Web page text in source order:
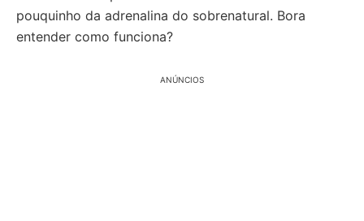
pouquinho da adrenalina do sobrenatural. Bora
entender como funciona?
ANÚNCIOS